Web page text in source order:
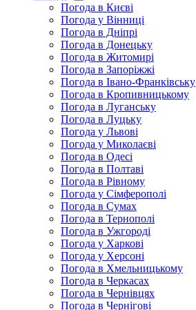
Погода в Києві
Погода у Вінниці
Погода в Дніпрі
Погода в Донецьку
Погода в Житомирі
Погода в Запоріжжі
Погода в Івано-Франківську
Погода в Кропивницькому
Погода в Луганську
Погода в Луцьку
Погода у Львові
Погода у Миколаєві
Погода в Одесі
Погода в Полтаві
Погода в Рівному
Погода у Сімферополі
Погода в Сумах
Погода в Тернополі
Погода в Ужгороді
Погода у Харкові
Погода у Херсоні
Погода в Хмельницькому
Погода в Черкасах
Погода в Чернівцях
Погода в Чернігові